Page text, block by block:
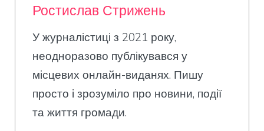
Ростислав Стрижень
У журналістиці з 2021 року,
неодноразово публікувався у
місцевих онлайн-виданях. Пишу
просто і зрозуміло про новини, події
та життя громади.